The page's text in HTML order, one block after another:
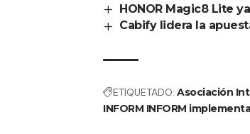
HONOR Magic8 Lite
Cabify lidera la
ETIQUETADO: Asociación
INFORM INFORM